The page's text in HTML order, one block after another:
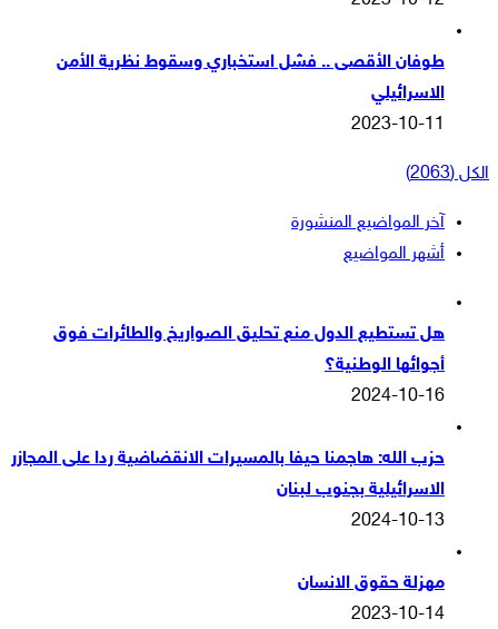
طوفان الأقصى .. فشل استخباري وسقوط نظرية الأمن
الاسرائيلي
2023-10-11
الكل (2063)
آخر المواضيع المنشورة
أشهر المواضيع
هل تستطيع الدول منع تحليق الصواريخ والطائرات فوق
أجوائها الوطنية؟
2024-10-16
حزب الله: هاجمنا حيفا بالمسيرات الانقضاضية ردا على المجازر
الاسرائيلية بجنوب لبنان
2024-10-13
مهزلة حقوق الانسان
2023-10-14